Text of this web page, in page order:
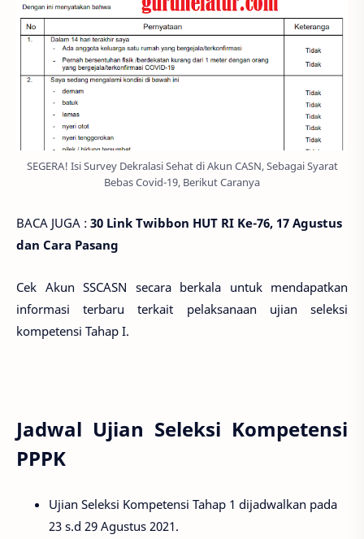
SEGERA! Isi Survey Dekralasi Sehat di Akun CASN, Sebagai Syarat
Bebas Covid-19, Berikut Caranya
BACA JUGA : 30 Link Twibbon HUT RI Ke-76, 17 Agustus
dan Cara Pasang
Cek Akun SSCASN secara berkala untuk mendapatkan
informasi terbaru terkait pelaksanaan ujian seleksi
kompetensi Tahap I.
Jadwal Ujian Seleksi Kompetensi
PPPK
Ujian Seleksi Kompetensi Tahap 1 dijadwalkan pada
23 s.d 29 Agustus 2021.